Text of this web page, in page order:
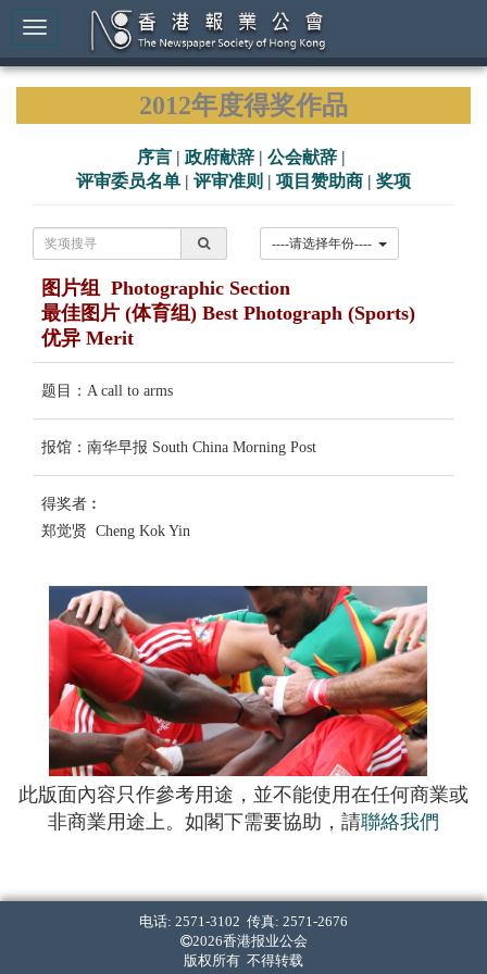
2012年度得奖作品
序言 | 政府献辞 | 公会献辞 |
评审委员名单 | 评审准则 | 项目赞助商 | 奖项
图片组 Photographic Section
最佳图片 (体育组) Best Photograph (Sports)
优异 Merit
题目：A call to arms
报馆：南华早报 South China Morning Post
得奖者︰
郑觉贤 Cheng Kok Yin
此版面內容只作參考用途，並不能使用在任何商業或
非商業用途上。如閣下需要協助，請聯絡我們
电话: 2571-3102 传真: 2571-2676
2026香港报业公会
版权所有 不得转载